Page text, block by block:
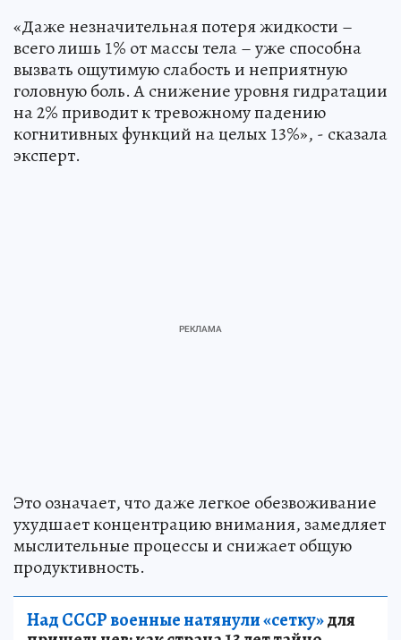
«Даже незначительная потеря жидкости –
всего лишь 1% от массы тела – уже способна
вызвать ощутимую слабость и неприятную
головную боль. А снижение уровня гидратации
на 2% приводит к тревожному падению
когнитивных функций на целых 13%», - сказала
эксперт.
Это означает, что даже легкое обезвоживание
ухудшает концентрацию внимания, замедляет
мыслительные процессы и снижает общую
продуктивность.
Над СССР военные натянули «сетку»для